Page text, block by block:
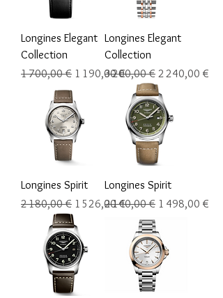
Longines Elegant
Collection
Prix original
1 700,00 € Prix promotionnel
1 190,00 €
Longines Elegant
Collection
Prix original
3 200,00 € Prix
2 240,00 €
Longines Spirit
Prix original
2 180,00 € Prix promotionnel
1 526,00 €
Longines Spirit
Prix original
2 140,00 € Prix
1 498,00 €